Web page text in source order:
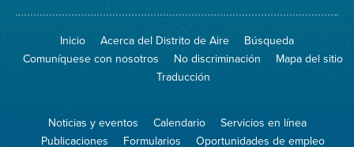
Spare
Air
el
aire)
sitio
8774
Burn
Inicio Acerca del Distrito de Aire
Búsqueda
Comuníquese con nosotros
No discriminación
Mapa del sitio
Traducción
Noticias y eventos Calendario
Servicios en línea
Publicaciones
Formularios Oportunidades de empleo